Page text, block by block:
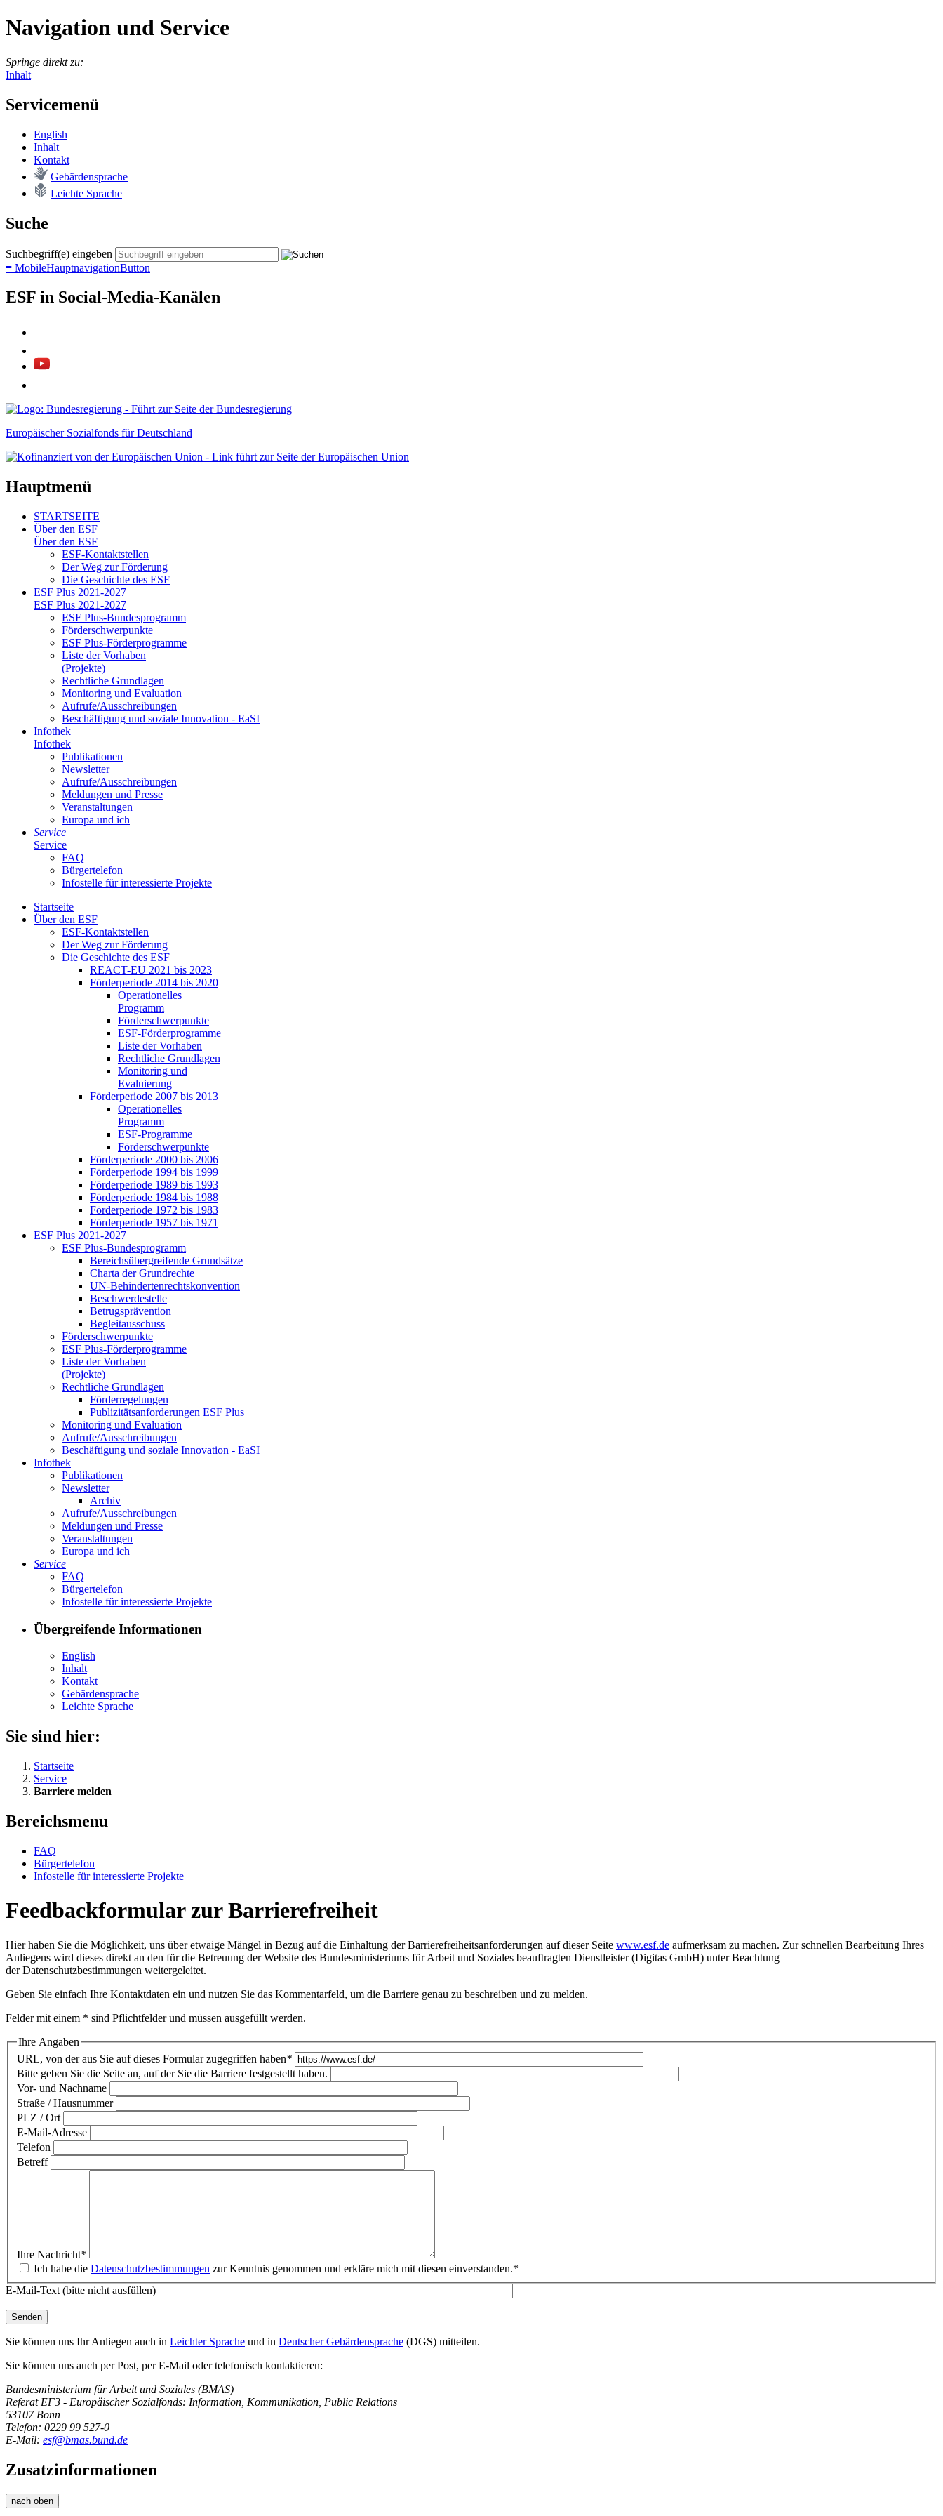
Navigation und Service
Springe direkt zu:
Inhalt
Servicemenü
English
In­halt
Kon­takt
Ge­bär­den­spra­che
Leich­te Spra­che
Suche
Suchbegriff(e) eingeben
≡ MobileHauptnavigationButton
ESF in Social-Media-Kanälen
Europäischer Sozialfonds für Deutschland
Hauptmenü
STARTSEITE
Über den ESF
Über den ESF
ESF-Kon­takt­stel­len
Der Weg zur För­de­rung
Die Ge­schich­te des ESF
ESF Plus 2021-2027
ESF Plus 2021-2027
ESF Plus-Bun­des­pro­gramm
För­der­schwer­punk­te
ESF Plus-För­der­pro­gram­me
Lis­te der Vor­ha­ben
(Pro­jek­te)
Recht­li­che Grund­la­gen
Mo­ni­to­ring und Eva­lua­ti­on
Auf­ru­fe/Aus­schrei­bun­gen
Be­schäf­ti­gung und so­zia­le In­no­va­ti­on - Ea­SI
In­fo­thek
In­fo­thek
Pu­bli­ka­tio­nen
Newslet­ter
Auf­ru­fe/Aus­schrei­bun­gen
Mel­dun­gen und Pres­se
Ver­an­stal­tun­gen
Eu­ro­pa und ich
Ser­vice
Ser­vice
FAQ
Bür­ger­te­le­fon
In­fo­stel­le für in­ter­es­sier­te Pro­jek­te
Start­sei­te
Über den ESF
ESF-Kon­takt­stel­len
Der Weg zur För­de­rung
Die Ge­schich­te des ESF
RE­ACT-EU 2021 bis 2023
För­der­pe­ri­ode 2014 bis 2020
Ope­ra­tio­nel­les
Pro­gramm
För­der­schwer­punk­te
ESF-För­der­pro­gram­me
Lis­te der Vor­ha­ben
Recht­li­che Grund­la­gen
Mo­ni­to­ring und
Eva­lu­ie­rung
För­der­pe­ri­ode 2007 bis 2013
Ope­ra­tio­nel­les
Pro­gramm
ESF-Pro­gram­me
För­der­schwer­punk­te
För­der­pe­ri­ode 2000 bis 2006
För­der­pe­ri­ode 1994 bis 1999
För­der­pe­ri­ode 1989 bis 1993
För­der­pe­ri­ode 1984 bis 1988
För­der­pe­ri­ode 1972 bis 1983
För­der­pe­ri­ode 1957 bis 1971
ESF Plus 2021-2027
ESF Plus-Bun­des­pro­gramm
Be­reichs­über­grei­fen­de Grund­sät­ze
Char­ta der Grund­rech­te
UN-Be­hin­der­ten­rechts­kon­ven­ti­on
Be­schwer­de­stel­le
Be­trugs­prä­ven­ti­on
Be­glei­taus­schuss
För­der­schwer­punk­te
ESF Plus-För­der­pro­gram­me
Lis­te der Vor­ha­ben
(Pro­jek­te)
Recht­li­che Grund­la­gen
För­der­re­ge­lun­gen
Pu­bli­zi­täts­an­for­de­run­gen ESF Plus
Mo­ni­to­ring und Eva­lua­ti­on
Auf­ru­fe/Aus­schrei­bun­gen
Be­schäf­ti­gung und so­zia­le In­no­va­ti­on - Ea­SI
In­fo­thek
Pu­bli­ka­tio­nen
Newslet­ter
Ar­chiv
Auf­ru­fe/Aus­schrei­bun­gen
Mel­dun­gen und Pres­se
Ver­an­stal­tun­gen
Eu­ro­pa und ich
Ser­vice
FAQ
Bür­ger­te­le­fon
In­fo­stel­le für in­ter­es­sier­te Pro­jek­te
Übergreifende Informationen
English
In­halt
Kon­takt
Ge­bär­den­spra­che
Leich­te Spra­che
Sie sind hier:
Startseite
Service
Barriere melden
Bereichsmenu
FAQ
Bür­ger­te­le­fon
In­fo­stel­le für in­ter­es­sier­te Pro­jek­te
Feedbackformular zur Barrierefreiheit
Hier haben Sie die Möglichkeit, uns über etwaige Mängel in Bezug auf die Einhaltung der Barrierefreiheitsanforderungen auf dieser Seite www.esf.de aufmerksam zu machen. Zur schnellen Bearbeitung Ihres
Anliegens wird dieses direkt an den für die Betreuung der Website des Bundesministeriums für Arbeit und Soziales beauftragten Dienstleister (Digitas GmbH) unter Beachtung
derDatenschutzbestimmungen weitergeleitet.
Geben Sie einfach Ihre Kontaktdaten ein und nutzen Sie das Kommentarfeld, um die Barriere genau zu beschreiben und zu melden.
Felder mit einem * sind Pflichtfelder und müssen ausgefüllt werden.
Ihre Angaben
URL, von der aus Sie auf dieses Formular zugegriffen haben*
Bitte geben Sie die Seite an, auf der Sie die Barriere festgestellt haben.
Vor- und Nachname
Straße / Hausnummer
PLZ / Ort
E-Mail-Adresse
Telefon
Betreff
Ihre Nachricht*
Ich habe die Datenschutzbestimmungen zur Kenntnis genommen und erkläre mich mit diesen einverstanden.*
E-Mail-Text (bitte nicht ausfüllen)
Sie können uns Ihr Anliegen auch in Leichter Sprache und in Deutscher Gebärdensprache (DGS) mitteilen.
Sie können uns auch per Post, per E-Mail oder telefonisch kontaktieren:
Bundesministerium für Arbeit und Soziales (BMAS)
Referat EF3 - Europäischer Sozialfonds: Information, Kommunikation, Public Relations
53107 Bonn
Telefon: 0229 99 527-0
E-Mail: esf@bmas.bund.de
Zusatzinformationen
nach oben